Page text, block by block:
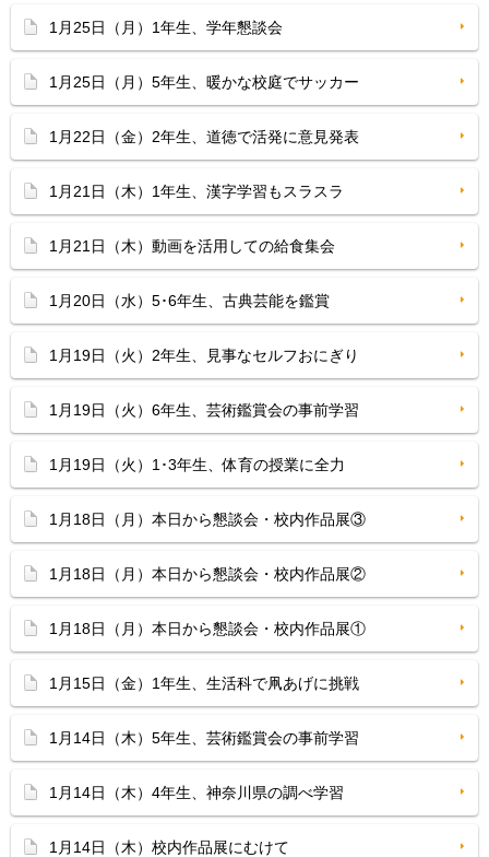
1月25日（月）1年生、学年懇談会
1月25日（月）5年生、暖かな校庭でサッカー
1月22日（金）2年生、道徳で活発に意見発表
1月21日（木）1年生、漢字学習もスラスラ
1月21日（木）動画を活用しての給食集会
1月20日（水）5･6年生、古典芸能を鑑賞
1月19日（火）2年生、見事なセルフおにぎり
1月19日（火）6年生、芸術鑑賞会の事前学習
1月19日（火）1･3年生、体育の授業に全力
1月18日（月）本日から懇談会・校内作品展③
1月18日（月）本日から懇談会・校内作品展②
1月18日（月）本日から懇談会・校内作品展①
1月15日（金）1年生、生活科で凧あげに挑戦
1月14日（木）5年生、芸術鑑賞会の事前学習
1月14日（木）4年生、神奈川県の調べ学習
1月14日（木）校内作品展にむけて